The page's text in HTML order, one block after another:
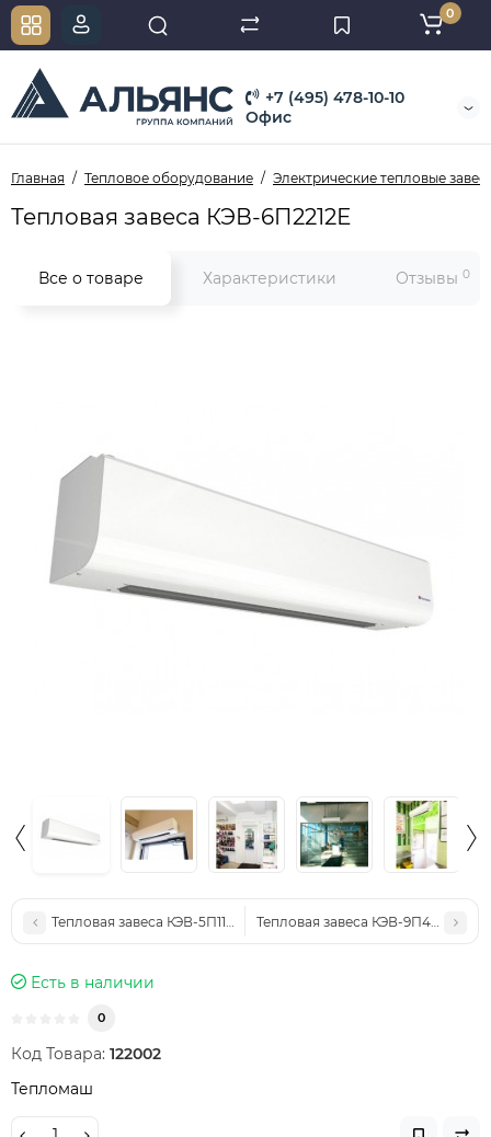
+7 (495) 478-10-10
Офис
0
Главная Тепловое оборудование Электрические тепловые
Тепловая завеса КЭВ-6П2212Е
Все о товаре Характеристики Отзывы 0
Тепловая завеса КЭВ-5П1154E Тепловая завеса КЭВ-9П4071Е
Есть в наличии
0
Код Товара: 122002
Тепломаш